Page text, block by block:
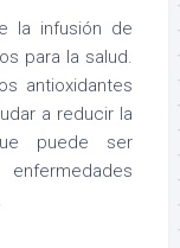
la infusión de
para la salud.
antioxidantes
a reducir la
puede ser